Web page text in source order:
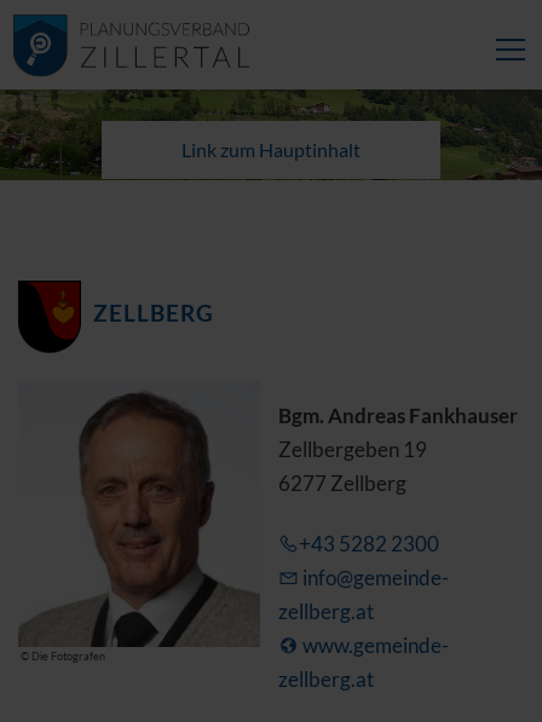
Link zum Hauptinhalt
ZELLBERG
© Die Fotografen
Bgm. Andreas Fankhauser
Zellbergeben 19
6277 Zellberg
+43 5282 2300
info@gemeinde-
zellberg.at
www.gemeinde-
zellberg.at